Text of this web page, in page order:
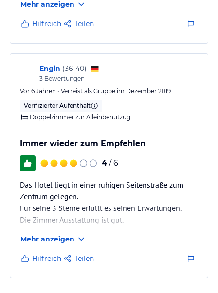
Mehr anzeigen
Hilfreich Teilen
Engin (36-40)
3 Bewertungen
Vor 6 Jahren • Verreist als Gruppe im Dezember 2019
Verifizierter Aufenthalt
Doppelzimmer zur Alleinbenutzug
Immer wieder zum Empfehlen
4 / 6
Das Hotel liegt in einer ruhigen Seitenstraße zum
Zentrum gelegen.
Für seine 3 Sterne erfüllt es seinen Erwartungen.
Die Zimmer Ausstattung ist gut.
Die Klimaanlage und TV sollten erneuert werden.
Mehr anzeigen
Hilfreich Teilen